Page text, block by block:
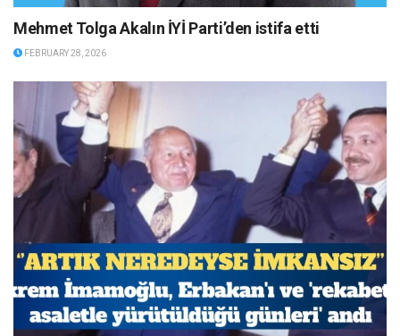
Mehmet Tolga Akalın İYİ Parti’den istifa etti
FEBRUARY 28, 2026